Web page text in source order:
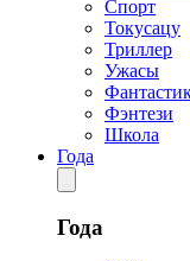
Спорт
Токусацу
Триллер
Ужасы
Фэнтези
Школа
Года
Года